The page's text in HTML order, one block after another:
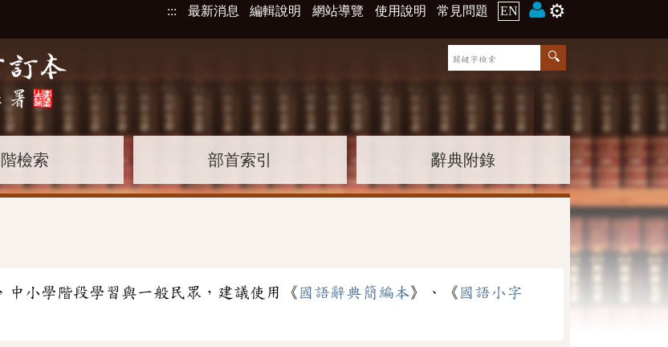
::: 最新消息 編輯說明 網站導覽 使用說明 常見問題 EN ⚙️
檢索 部首索引 辭典附錄
，中小學階段學習與一般民眾，建議使用《 國語辭典簡編本》、《 國語小字